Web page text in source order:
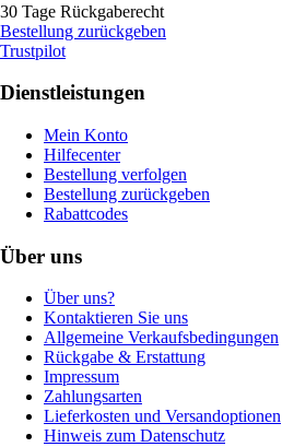
30 Tage Rückgaberecht
Bestellung zurückgeben
Trustpilot
Dienstleistungen
Mein Konto
Hilfecenter
Bestellung verfolgen
Bestellung zurückgeben
Rabattcodes
Über uns
Über uns?
Kontaktieren Sie uns
Allgemeine Verkaufsbedingungen
Rückgabe & Erstattung
Impressum
Zahlungsarten
Lieferkosten und Versandoptionen
Hinweis zum Datenschutz